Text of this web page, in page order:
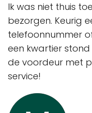
Ik was niet thuis
bezorgen. Keurig
telefoonnummer
een kwartier
de voordeur met
service!